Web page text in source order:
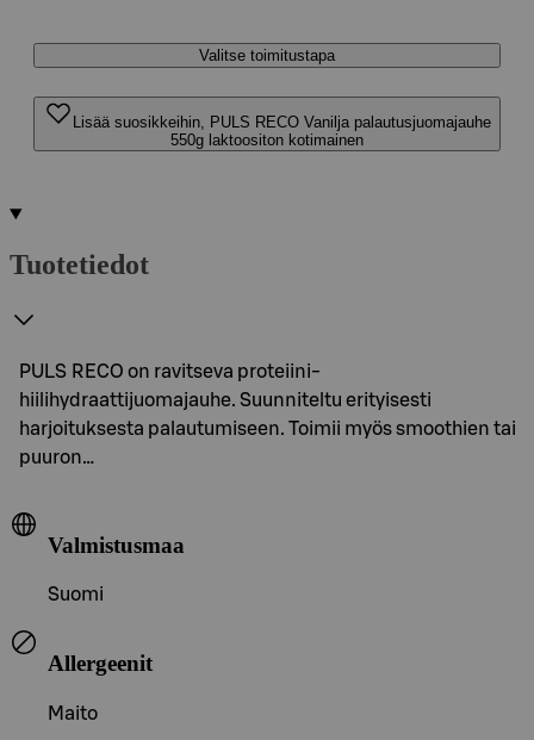
Valitse toimitustapa
Lisää suosikkeihin, PULS RECO Vanilja palautusjuomajauhe
550g laktoositon kotimainen
Tuotetiedot
PULS RECO on ravitseva proteiini-
hiilihydraattijuomajauhe. Suunniteltu erityisesti
harjoituksesta palautumiseen. Toimii myös smoothien tai
puuron…
Valmistusmaa
Suomi
Allergeenit
Maito